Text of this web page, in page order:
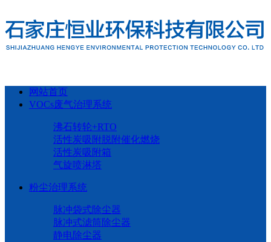
网站首页
VOCs废气治理系统
沸石转轮+RTO
活性炭吸附脱附催化燃烧
活性炭吸附箱
气旋喷淋塔
粉尘治理系统
脉冲袋式除尘器
脉冲式滤筒除尘器
静电除尘器